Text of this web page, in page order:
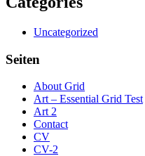
Uncategorized
Seiten
About Grid
Art – Essential Grid Test
Art 2
Contact
CV
CV-2